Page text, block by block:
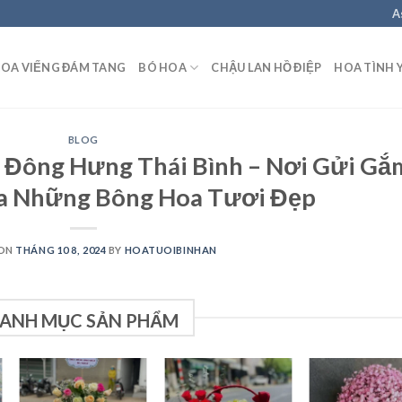
VIẾNG ĐÁM TANG BÓ HOA CHẬU LAN HỒ ĐIỆP HOA TÌNH
BLOG
Hưng Thái Bình – Nơi Gửi
Những Bông Hoa Tươi Đẹp
THÁNG 10 8, 2024 BY HOATUOIBINHAN
MỤC SẢN PHẨM